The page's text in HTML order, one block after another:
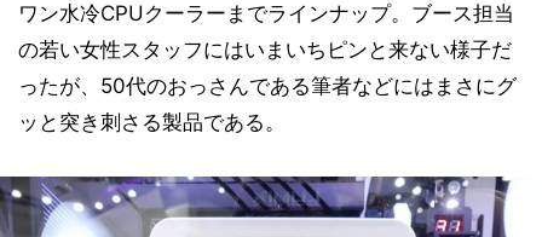
ワン水冷CPUクーラーまでラインナップ。ブース担当
の若い女性スタッフにはいまいちピンと来ない様子だ
ったが、50代のおっさんである筆者などにはまさにグ
ッと突き刺さる製品である。